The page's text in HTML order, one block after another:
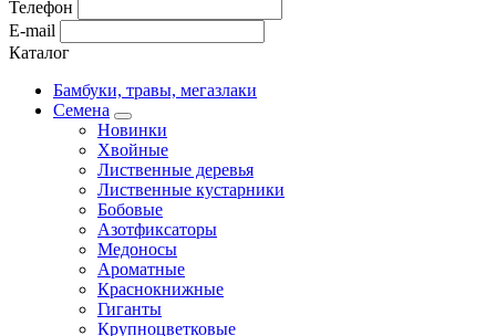
Телефон
E-mail
Каталог
Бамбуки, травы, мегазлаки
Семена
Новинки
Хвойные
Лиственные деревья
Лиственные кустарники
Бобовые
Азотфиксаторы
Медоносы
Ароматные
Краснокнижные
Гиганты
Крупноцветковые